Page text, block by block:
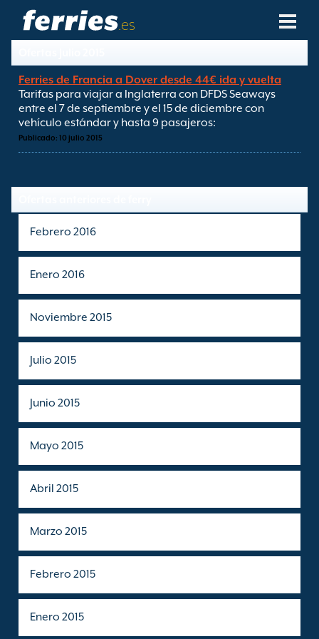
.es
Destinos De Ferries
Rutas De Ferry
Ferries de Francia a Dover desde 44€ ida y vuelta
Tarifas para viajar a Inglaterra con DFDS Seaways
entre el 7 de septiembre y el 15 de diciembre con
vehículo estándar y hasta 9 pasajeros:
Publicado: 10 julio 2015
Febrero 2016
Enero 2016
Noviembre 2015
Julio 2015
Junio 2015
Mayo 2015
Abril 2015
Marzo 2015
Febrero 2015
Enero 2015